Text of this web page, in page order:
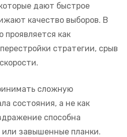
дают быстрое
качество выборов. В
проявляется как
стратегии, срыв
сложную
состояния, а не как
способна
или завышенные планки.